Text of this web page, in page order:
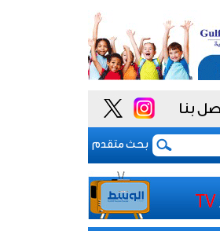
بنا
بحث متقدمتباطؤ نمو المصانع